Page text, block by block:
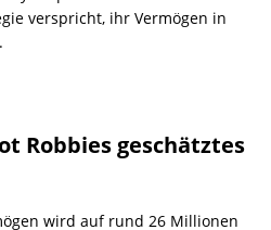
verspricht, ihr Vermögen in
Robbies geschätztes
wird auf rund 26 Millionen